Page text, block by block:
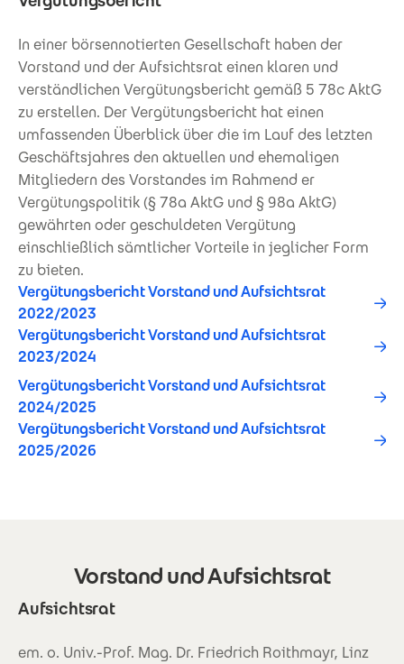
In einer börsennotierten Gesellschaft haben der
Vorstand und der Aufsichtsrat einen klaren und
verständlichen Vergütungsbericht gemäß 5 78c AktG
zu erstellen. Der Vergütungsbericht hat einen
umfassenden Überblick über die im Lauf des letzten
Geschäftsjahres den aktuellen und ehemaligen
Mitgliedern des Vorstandes im Rahmend er
Vergütungspolitik (§ 78a AktG und § 98a AktG)
gewährten oder geschuldeten Vergütung
einschließlich sämtlicher Vorteile in jeglicher Form
zu bieten.
Vergütungsbericht Vorstand und Aufsichtsrat
2022/2023
Vergütungsbericht Vorstand und Aufsichtsrat
2023/2024
Vergütungsbericht Vorstand und Aufsichtsrat
2024/2025
Vergütungsbericht Vorstand und Aufsichtsrat
2025/2026
Vorstand und Aufsichtsrat
Aufsichtsrat
em. o. Univ.-Prof. Mag. Dr. Friedrich Roithmayr, Linz